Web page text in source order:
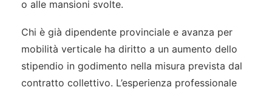
o alle mansioni svolte.
Chi è già dipendente provinciale e avanza per
mobilità verticale ha diritto a un aumento dello
stipendio in godimento nella misura prevista dal
contratto collettivo. L’esperienza professionale